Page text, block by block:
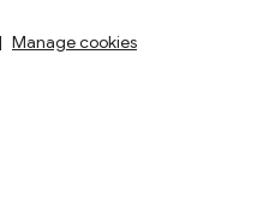
Manage cookies